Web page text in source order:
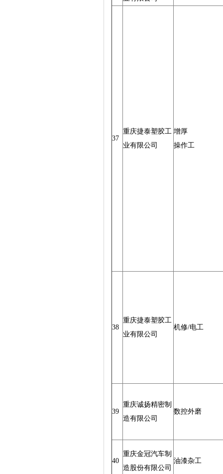
37
重庆捷泰塑胶工
业有限公司
增厚
操作工
38
重庆捷泰塑胶工
业有限公司
机修/电工
39
重庆诚扬精密制
造有限公司
数控外磨
40
重庆金冠汽车制
造股份有限公司
油漆杂工